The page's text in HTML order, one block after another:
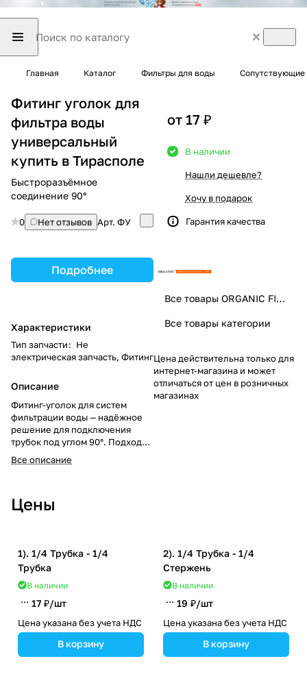
Главная Каталог Фильтры для воды
Фитинг уголок для
фильтра воды
универсальный
купить в Тирасполе
Быстроразъёмное
соединение 90°
0 Нет отзывов Арт. ФУ
Подробнее
Характеристики
Тип запчасти: Не
электрическая запчасть, Фитинг
Описание
Фитинг-уголок для систем
фильтрации воды — надёжное
решение для подключения
трубок под углом 90°. Подходит
для обратного осмоса и
проточных фильтров.
Все описание
от 17 ₽
В наличии
Нашли дешевле?
Хочу в подарок
Гарантия качества
Все товары ORGANIC FILTER
Все товары категории
Цена действительна только для
интернет-магазина и может
отличаться от цен в розничных
магазинах
Цены
1). 1/4 Трубка - 1/4
Трубка
В наличии
17 ₽/шт
Цена указана без учета НДС
В корзину
2). 1/4 Трубка - 1/4
Стержень
В наличии
19 ₽/шт
Цена указана без учета НДС
В корзину